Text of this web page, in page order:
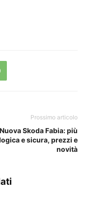
Prossimo articolo
Nuova Skoda Fabia: più
e sicura, prezzi e
novità